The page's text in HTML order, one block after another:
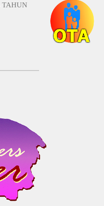
TAHUN